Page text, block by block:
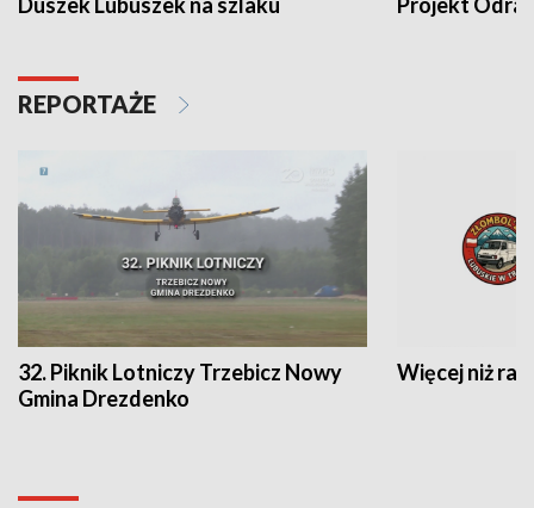
REPORTAŻE
32. Piknik Lotniczy Trzebicz Nowy
Gmina Drezdenko
Więcej niż rajd